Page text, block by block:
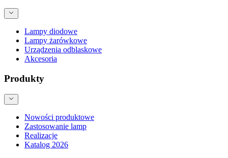
Lampy diodowe
Lampy żarówkowe
Urządzenia odblaskowe
Akcesoria
Produkty
Nowości produktowe
Zastosowanie lamp
Realizacje
Katalog 2026